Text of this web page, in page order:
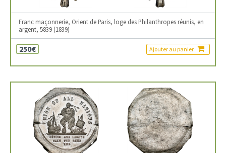
Franc maçonnerie, Orient de Paris, loge des Philanthropes réunis, en
argent, 5839 (1839)
250€ Ajouter au panier